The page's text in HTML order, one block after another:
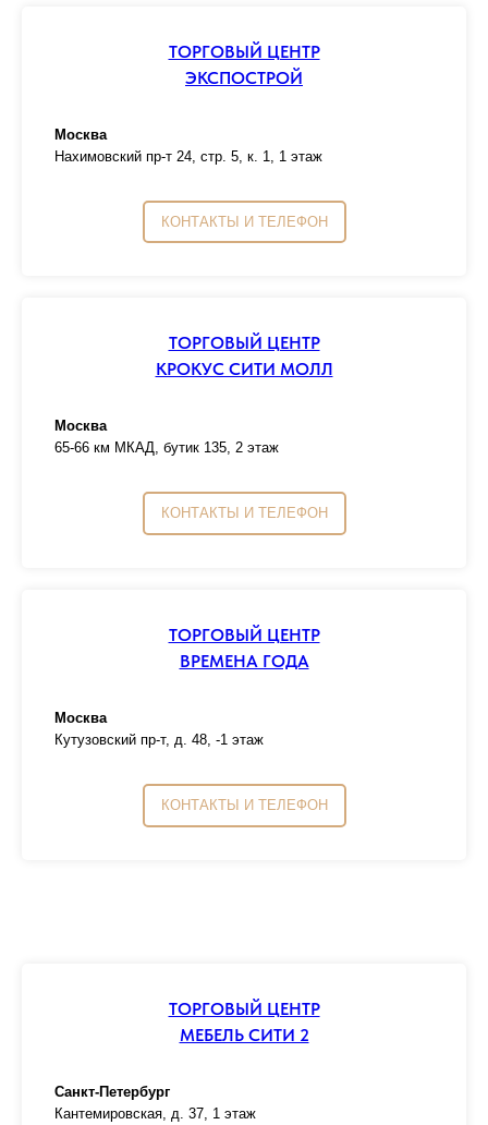
ТОРГОВЫЙ ЦЕНТР
ЭКСПОСТРОЙ
Москва
Нахимовский пр-т 24, стр. 5, к. 1, 1 этаж
КОНТАКТЫ И ТЕЛЕФОН
ТОРГОВЫЙ ЦЕНТР
КРОКУС СИТИ МОЛЛ
Москва
65-66 км МКАД, бутик 135, 2 этаж
КОНТАКТЫ И ТЕЛЕФОН
ТОРГОВЫЙ ЦЕНТР
ВРЕМЕНА ГОДА
Москва
Кутузовский пр-т, д. 48, -1 этаж
КОНТАКТЫ И ТЕЛЕФОН
ТОРГОВЫЙ ЦЕНТР
МЕБЕЛЬ СИТИ 2
Санкт-Петербург
Кантемировская, д. 37, 1 этаж